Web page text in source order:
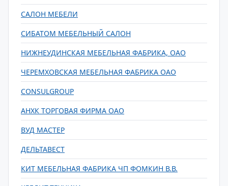
САЛОН МЕБЕЛИ
СИБАТОМ МЕБЕЛЬНЫЙ САЛОН
НИЖНЕУДИНСКАЯ МЕБЕЛЬНАЯ ФАБРИКА, ОАО
ЧЕРЕМХОВСКАЯ МЕБЕЛЬНАЯ ФАБРИКА ОАО
CONSULGROUP
АНХК ТОРГОВАЯ ФИРМА ОАО
ВУД МАСТЕР
ДЕЛЬТАВЕСТ
КИТ МЕБЕЛЬНАЯ ФАБРИКА ЧП ФОМКИН В.В.